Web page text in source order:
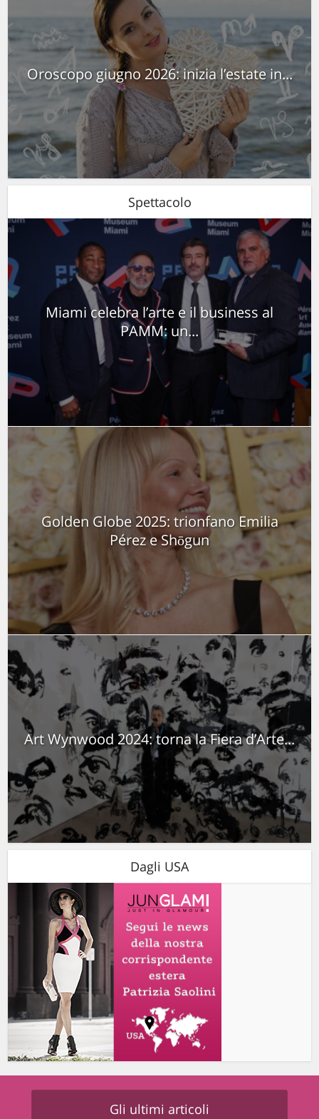
Oroscopo giugno 2026: inizia l’estate in...
Spettacolo
Miami celebra l’arte e il business al
PAMM: un...
Golden Globe 2025: trionfano Emilia
Pérez e Shōgun
Art Wynwood 2024: torna la Fiera d’Arte...
Dagli USA
Gli ultimi articoli